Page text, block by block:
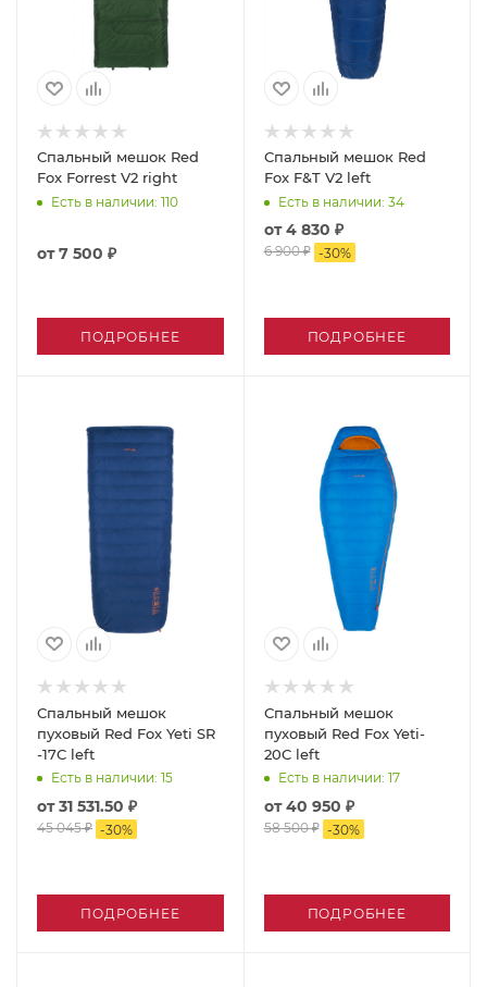
Спальный мешок Red
Fox Forrest V2 right
Есть в наличии: 110
от7 500 ₽
ПОДРОБНЕЕ
Спальный мешок Red
Fox F&T V2 left
Есть в наличии: 34
от4 830 ₽
6 900 ₽ -30%
ПОДРОБНЕЕ
Спальный мешок
пуховый Red Fox Yeti SR
-17C left
Есть в наличии: 15
от31 531.50 ₽
45 045 ₽ -30%
ПОДРОБНЕЕ
Спальный мешок
пуховый Red Fox Yeti-
20C left
Есть в наличии: 17
от40 950 ₽
58 500 ₽ -30%
ПОДРОБНЕЕ